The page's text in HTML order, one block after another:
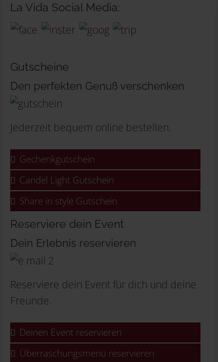
La Vida Social Media:
Gutscheine
Den perfekten Genuß verschenken
Jederzeit bequem online bestellen.
Gechenkgutschein
Candel Light Gutschein
Share in style Gutschein
Reserviere dein Event
Dein Erlebnis reservieren
Reserviere dein Event für dich und deine
Freunde.
Deinen Event reservieren
Überraschungsmenü reservieren